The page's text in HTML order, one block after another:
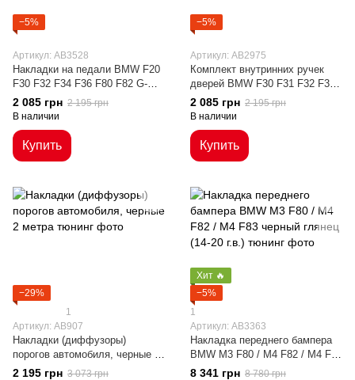
−5%
Артикул: AB3528
Накладки на педали BMW F20
F30 F32 F34 F36 F80 F82 G-
Design
2 085 грн 2 195 грн
В наличии
Купить
−5%
Артикул: AB2975
Комплект внутринних ручек
дверей BMW F30 F31 F32 F33
F34 F35 F80
2 085 грн 2 195 грн
В наличии
Купить
−29%
1
Артикул: AB907
Накладки (диффузоры)
порогов автомобиля, черные 2
метра
2 195 грн 3 073 грн
Хит 🔥
−5%
1
Артикул: AB3363
Накладка переднего бампера
BMW M3 F80 / M4 F82 / M4 F83
черный глянец (14-20 г.в.)
8 341 грн 8 780 грн